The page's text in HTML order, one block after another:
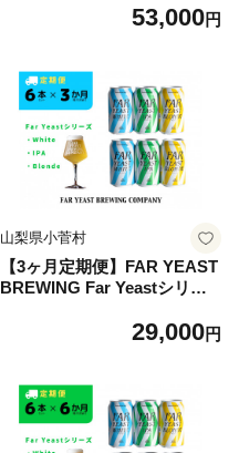
53,000円
山梨県小菅村
【3ヶ月定期便】FAR YEAST
BREWING Far Yeastシリー
29,000円